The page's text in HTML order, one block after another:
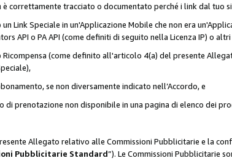
correttamente tracciato o documentato perché i link dal
Link Speciale in un'Applicazione Mobile che non era
API o PA API (come definiti di seguito nella Licenza IP) o
(come definito all'articolo 4(a) del presente
se non diversamente indicato nell’Accordo, e
prenotazione non disponibile in una pagina di elenco dei
Allegato relativo alle Commissioni Pubblicitarie e la
Pubblicitarie Standard”). Le Commissioni Pubblicitarie